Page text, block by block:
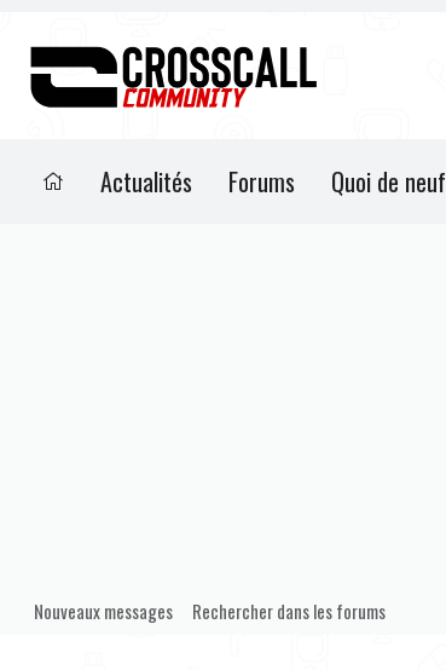
Actualités Forums Quoi de neuf
Nouveaux messages Rechercher dans les forums